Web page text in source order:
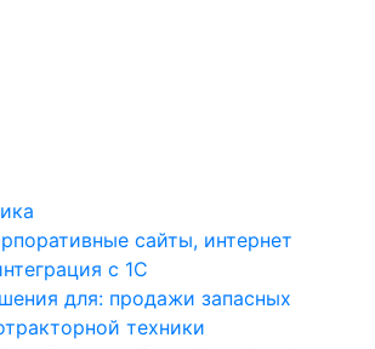
сайты, интернет
с 1С
для: продажи запасных
техники